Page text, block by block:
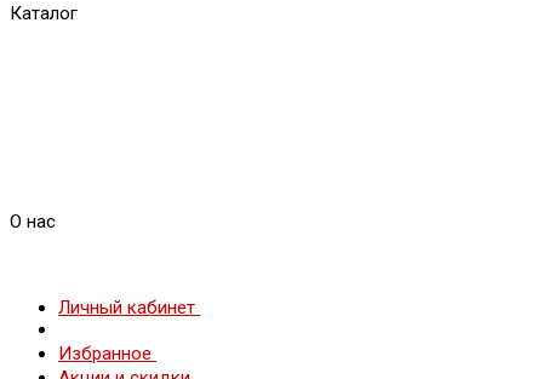
Каталог
О нас
Личный кабинет
Избранное